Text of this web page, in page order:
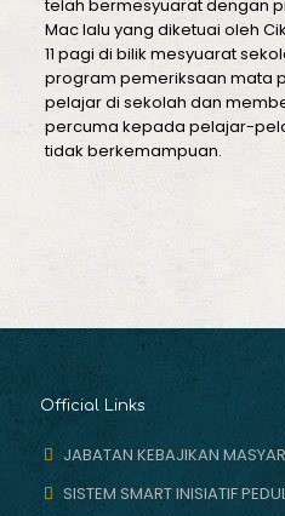
telah bermesyuarat dengan
Mac lalu yang diketuai oleh
11 pagi di bilik mesyuarat
program pemeriksaan mata
pelajar di sekolah dan
percuma kepada pelajar-
tidak berkemampuan.
Official Links
JABATAN KEBAJIKAN
SISTEM SMART INISIATIF